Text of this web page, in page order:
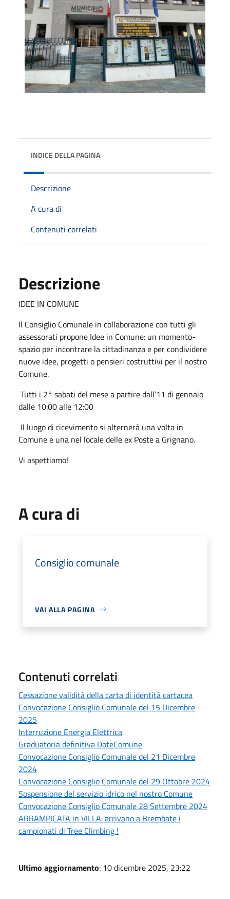
INDICE DELLA PAGINA
Descrizione
A cura di
Contenuti correlati
Descrizione
IDEE IN COMUNE
Il Consiglio Comunale in collaborazione con tutti gli
assessorati propone Idee in Comune: un momento-
spazio per incontrare la cittadinanza e per condividere
nuove idee, progetti o pensieri costruttivi per il nostro
Comune.
Tutti i 2° sabati del mese a partire dall’11 di gennaio
dalle 10:00 alle 12:00
Il luogo di ricevimento si alternerà una volta in
Comune e una nel locale delle ex Poste a Grignano.
Vi aspettiamo!
A cura di
Consiglio comunale
VAI ALLA PAGINA
Contenuti correlati
Cessazione validità della carta di identità cartacea
Convocazione Consiglio Comunale del 15 Dicembre
2025
Interruzione Energia Elettrica
Graduatoria definitiva DoteComune
Convocazione Consiglio Comunale del 21 Dicembre
2024
Convocazione Consiglio Comunale del 29 Ottobre 2024
Sospensione del servizio idrico nel nostro Comune
Convocazione Consiglio Comunale 28 Settembre 2024
ARRAMPICATA in VILLA: arrivano a Brembate i
campionati di Tree Climbing !
Ultimo aggiornamento: 10 dicembre 2025, 23:22